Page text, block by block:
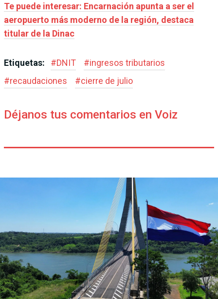
Te puede interesar: Encarnación apunta a ser el
aeropuerto más moderno de la región, destaca
titular de la Dinac
Etiquetas: #DNIT #ingresos tributarios
#recaudaciones #cierre de julio
Déjanos tus comentarios en Voiz